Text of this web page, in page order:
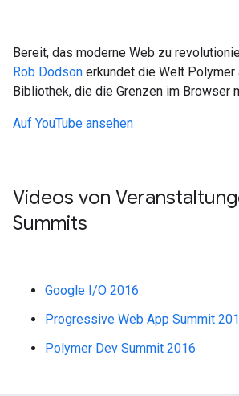
Bereit, das moderne Web zu
Rob Dodson erkundet die Welt Polymer
Bibliothek, die die Grenzen im Browser
Auf YouTube ansehen
Videos von
Summits
Google I/O 2016
Progressive Web App Summit
Polymer Dev Summit 2016